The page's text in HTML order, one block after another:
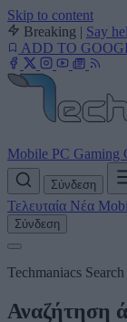
Skip to content
Breaking | Say
ADD TO
Mobile PC Gaming
Σύνδεση
Τελευταία Νέα
Σύνδεση
Techmaniacs Search
Αναζήτηση